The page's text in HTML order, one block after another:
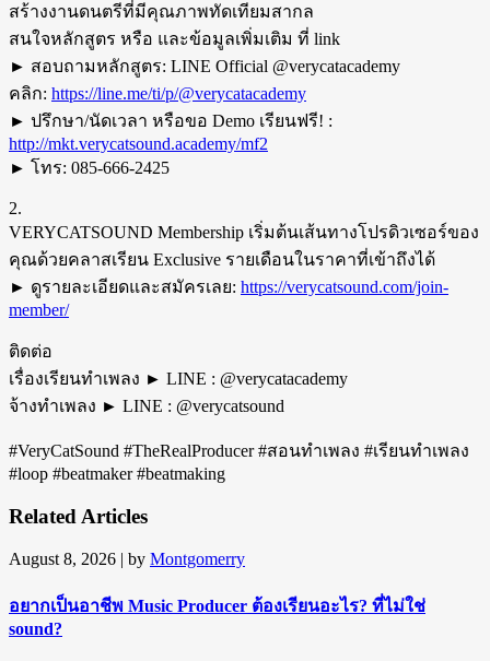
สร้างงานดนตรีที่มีคุณภาพทัดเทียมสากล
สนใจหลักสูตร หรือ และข้อมูลเพิ่มเติม ที่ link
► สอบถามหลักสูตร: LINE Official @verycatacademy
คลิก: https://line.me/ti/p/@verycatacademy
► ปรึกษา/นัดเวลา หรือขอ Demo เรียนฟรี! :
http://mkt.verycatsound.academy/mf2
► โทร: 085-666-2425
2.
VERYCATSOUND Membership เริ่มต้นเส้นทางโปรดิวเซอร์ของ
คุณด้วยคลาสเรียน Exclusive รายเดือนในราคาที่เข้าถึงได้
► ดูรายละเอียดและสมัครเลย: https://verycatsound.com/join-
member/
ติดต่อ
เรื่องเรียนทำเพลง ► LINE : @verycatacademy
จ้างทำเพลง ► LINE : @verycatsound
#VeryCatSound #TheRealProducer #สอนทำเพลง #เรียนทำเพลง
#loop #beatmaker #beatmaking
Related Articles
August 8, 2026 | by Montgomerry
อยากเป็นอาชีพ Music Producer ต้องเรียนอะไร? ที่ไม่ใช่
sound?